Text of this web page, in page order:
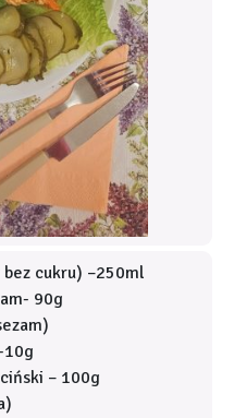
bez cukru) –250ml
90g
10g
– 100g